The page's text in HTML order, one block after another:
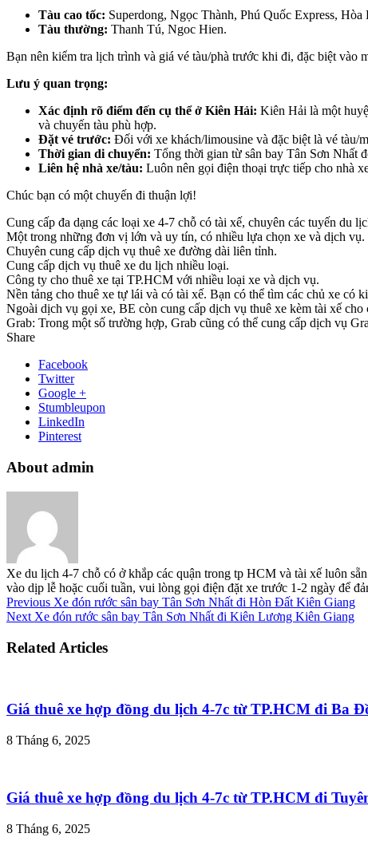
Tàu cao tốc: Superdong, Ngọc Thành, Phú Quốc Express, Hòa
Tàu thường: Thanh Tú, Ngoc Hien.
Bạn nên kiểm tra lịch trình và giá vé tàu/phà trước khi đi, đặc biệt vào
Lưu ý quan trọng:
Xác định rõ điểm đến cụ thể ở Kiên Hải: Kiên Hải là một
và chuyến tàu phù hợp.
Đặt vé trước: Đối với xe khách/limousine và đặc biệt là vé tàu/
Thời gian di chuyển: Tổng thời gian từ sân bay Tân Sơn Nhất
Liên hệ nhà xe/tàu: Luôn nên gọi điện thoại trực tiếp cho nhà
Chúc bạn có một chuyến đi thuận lợi!
Cung cấp đa dạng các loại xe 4-7 chỗ có tài xế, chuyên các tuyến du
Một trong những đơn vị lớn và uy tín, có nhiều lựa chọn xe và dịch vụ.
Chuyên cung cấp dịch vụ thuê xe đường dài liên tỉnh.
Cung cấp dịch vụ thuê xe du lịch nhiều loại.
Công ty cho thuê xe tại TP.HCM với nhiều loại xe và dịch vụ.
Nền tảng cho thuê xe tự lái và có tài xế. Bạn có thể tìm các chủ xe có
Ngoài dịch vụ gọi xe, BE còn cung cấp dịch vụ thuê xe kèm tài xế cho
Grab: Trong một số trường hợp, Grab cũng có thể cung cấp dịch vụ
Share
Facebook
Twitter
Google +
Stumbleupon
LinkedIn
Pinterest
About admin
Xe du lịch 4-7 chỗ có ở khắp các quận trong tp HCM và tài xế luôn
vào dịp lễ hoặc cuối tuần, vui lòng gọi điện đặt xe trước 1-2 ngày để
Previous Xe đón rước sân bay Tân Sơn Nhất đi Hòn Đất Kiên Giang
Next Xe đón rước sân bay Tân Sơn Nhất đi Kiên Lương Kiên Giang
Related Articles
Giá thuê xe hợp đồng du lịch 4-7c từ TP.HCM đi Ba
8 Tháng 6, 2025
Giá thuê xe hợp đồng du lịch 4-7c từ TP.HCM đi
8 Tháng 6, 2025